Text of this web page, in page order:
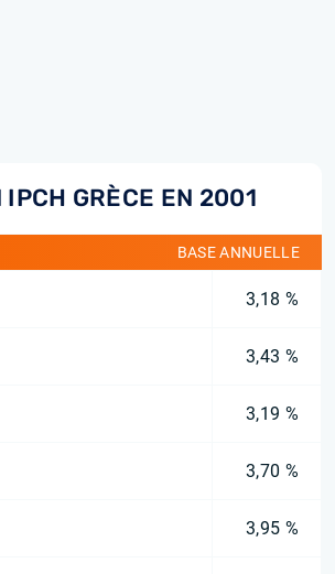
IPCH GRÈCE EN 2001
BASE ANNUELLE
3,18 %
3,43 %
3,19 %
3,70 %
3,95 %